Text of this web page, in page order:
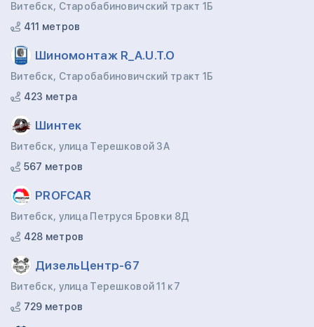
Витебск, Старобабиновичский тракт 1Б
411 метров
Шиномонтаж R_A.U.T.O
Витебск, Старобабиновичский тракт 1Б
423 метра
Шинтек
Витебск, улица Терешковой 3А
567 метров
PROFCAR
Витебск, улица Петруся Бровки 8Д
428 метров
ДизельЦентр-67
Витебск, улица Терешковой 11 к7
729 метров